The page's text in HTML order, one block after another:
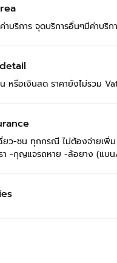
บริการ จุดบริการอื่นๆมีค่าบริก
หรือเงินสด ราคายังไม่รวม
ว-ชน ทุกกรณี ไม่ต้องจ่ายเพิ่ม
า -กุญแจรถหาย -ล้อยาง (แ